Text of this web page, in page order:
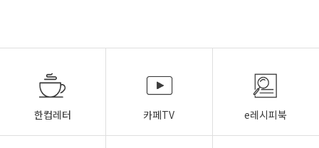
한컵레터 카페TV e레시피북